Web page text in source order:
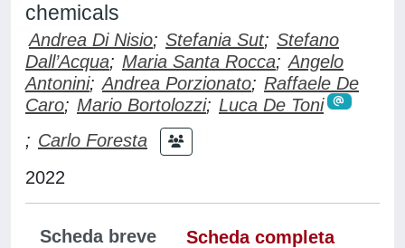
chemicals
Andrea Di Nisio; Stefania Sut; Stefano
Dall’Acqua; Maria Santa Rocca; Angelo
Antonini; Andrea Porzionato; Raffaele De
Caro; Mario Bortolozzi; Luca De Toni
; Carlo Foresta
2022
Scheda breve
Scheda completa